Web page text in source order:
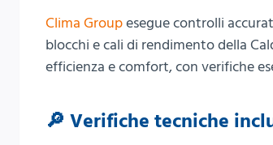
Clima Groupesegue controlli
blocchi e cali di rendimento della
efficienza e comfort, con verifiche
🔎 Verifiche tecniche